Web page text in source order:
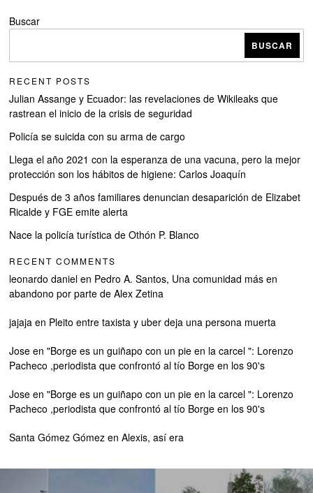
Buscar
BUSCAR
RECENT POSTS
Julian Assange y Ecuador: las revelaciones de Wikileaks que
rastrean el inicio de la crisis de seguridad
Policía se suicida con su arma de cargo
Llega el año 2021 con la esperanza de una vacuna, pero la mejor
protección son los hábitos de higiene: Carlos Joaquín
Después de 3 años familiares denuncian desaparición de Elizabet
Ricalde y FGE emite alerta
Nace la policía turística de Othón P. Blanco
RECENT COMMENTS
leonardo daniel en Pedro A. Santos, Una comunidad más en
abandono por parte de Alex Zetina
jajaja en Pleito entre taxista y uber deja una persona muerta
Jose en"Borge es un guiñapo con un pie en la carcel ": Lorenzo
Pacheco ,periodista que confrontó al tío Borge en los 90's
Jose en"Borge es un guiñapo con un pie en la carcel ": Lorenzo
Pacheco ,periodista que confrontó al tío Borge en los 90's
Santa Gómez Gómez enAlexis, así era